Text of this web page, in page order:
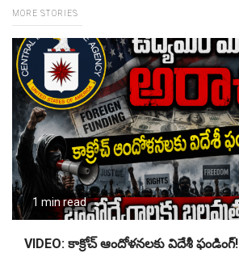
MORE STORIES
1 min read
VIDEO: కాక్రోచ్ ఆందోళనలకు విదేశీ ఫండింగ్!